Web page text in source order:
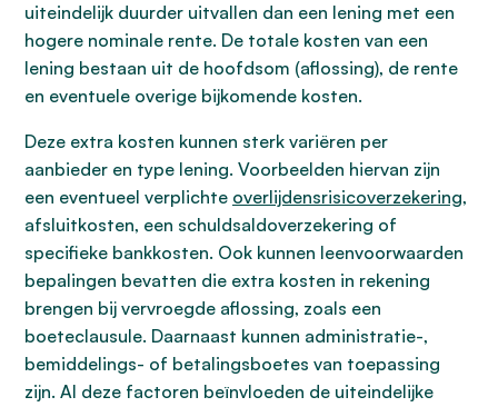
uiteindelijk duurder uitvallen dan een lening met een
hogere nominale rente. De totale kosten van een
lening bestaan uit de hoofdsom (aflossing), de rente
en eventuele overige bijkomende kosten.
Deze extra kosten kunnen sterk variëren per
aanbieder en type lening. Voorbeelden hiervan zijn
een eventueel verplichte overlijdensrisicoverzekering,
afsluitkosten, een schuldsaldoverzekering of
specifieke bankkosten. Ook kunnen leenvoorwaarden
bepalingen bevatten die extra kosten in rekening
brengen bij vervroegde aflossing, zoals een
boeteclausule. Daarnaast kunnen administratie-,
bemiddelings- of betalingsboetes van toepassing
zijn. Al deze factoren beïnvloeden de uiteindelijke